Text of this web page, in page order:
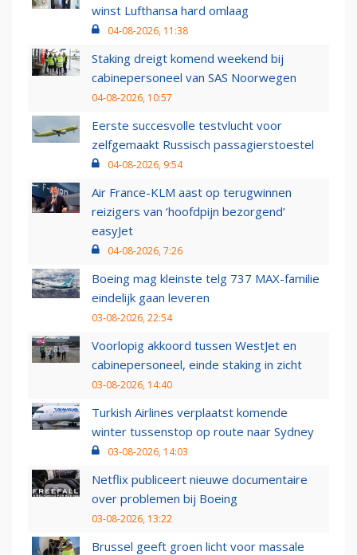
winst Lufthansa hard omlaag
04-08-2026, 11:38
Staking dreigt komend weekend bij
cabinepersoneel van SAS Noorwegen
04-08-2026, 10:57
Eerste succesvolle testvlucht voor
zelfgemaakt Russisch passagierstoestel
04-08-2026, 9:54
Air France-KLM aast op terugwinnen
reizigers van ‘hoofdpijn bezorgend’
easyJet
04-08-2026, 7:26
Boeing mag kleinste telg 737 MAX-familie
eindelijk gaan leveren
03-08-2026, 22:54
Voorlopig akkoord tussen WestJet en
cabinepersoneel, einde staking in zicht
03-08-2026, 14:40
Turkish Airlines verplaatst komende
winter tussenstop op route naar Sydney
03-08-2026, 14:03
Netflix publiceert nieuwe documentaire
over problemen bij Boeing
03-08-2026, 13:22
Brussel geeft groen licht voor massale